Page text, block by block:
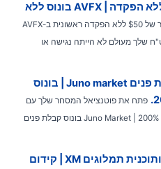
קבל בונוס של $50 ללא הפקדה | AVFX בונוס ללא
פתח בונוס מסחר של $50 ללא הפקדה ראשונית ב-AVFX
מעולם לא הייתה נגישה או
קבל 50$ בונוס קבלת פנים Juno market | בונוס
את פוטנציאל המסחר שלך עם
בונוס קבלת הפנים של $50 Juno Market | 200% בונוס קבלת פנים
קבל בונוס XM 50% ותוכנית תמלוגים XM | קידום